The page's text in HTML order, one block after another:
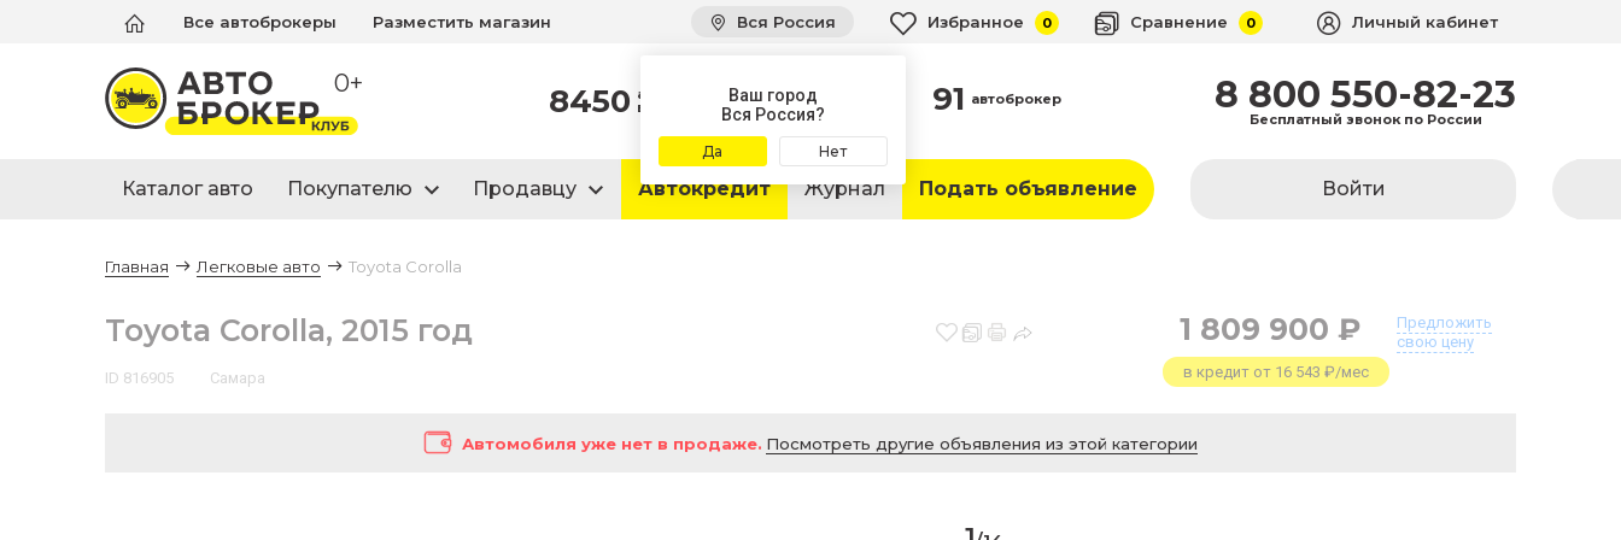
Все автоброкеры Разместить магазин Вся Россия
Ваш город
Вся Россия?
Да Нет
Избранное 0 Сравнение 0 Личный кабинет
0+ 8450 автомобилей
в продаже 91 автоброкер 8 800 550-82-23
Бесплатный звонок по России
Каталог авто Покупателю Продавцу Автокредит Журнал Подать объявление Войти
Главная Легковые авто Toyota Corolla
Toyota Corolla, 2015 год
ID 816905 Самара
1 809 900 ₽
Предложить
свою цену
в кредит от 16 543 ₽/мес
Автомобиля уже нет в продаже. Посмотреть другие объявления из этой категории